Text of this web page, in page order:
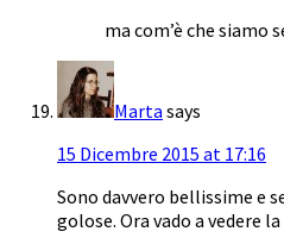
ma com’è che
Marta says
15 Dicembre 2015 at 17:16
Sono davvero bellissime e
golose. Ora vado a vedere